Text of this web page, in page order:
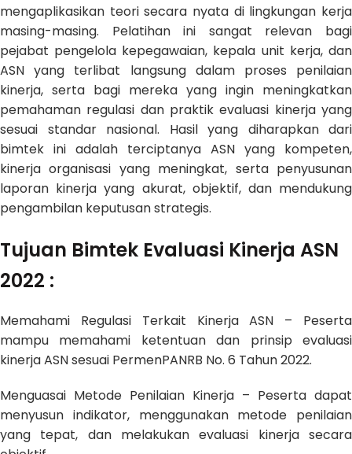
mengaplikasikan teori secara nyata di lingkungan kerja
masing-masing. Pelatihan ini sangat relevan bagi
pejabat pengelola kepegawaian, kepala unit kerja, dan
ASN yang terlibat langsung dalam proses penilaian
kinerja, serta bagi mereka yang ingin meningkatkan
pemahaman regulasi dan praktik evaluasi kinerja yang
sesuai standar nasional. Hasil yang diharapkan dari
bimtek ini adalah terciptanya ASN yang kompeten,
kinerja organisasi yang meningkat, serta penyusunan
laporan kinerja yang akurat, objektif, dan mendukung
pengambilan keputusan strategis.
Tujuan Bimtek Evaluasi Kinerja ASN
2022 :
Memahami Regulasi Terkait Kinerja ASN – Peserta
mampu memahami ketentuan dan prinsip evaluasi
kinerja ASN sesuai PermenPANRB No. 6 Tahun 2022.
Menguasai Metode Penilaian Kinerja – Peserta dapat
menyusun indikator, menggunakan metode penilaian
yang tepat, dan melakukan evaluasi kinerja secara